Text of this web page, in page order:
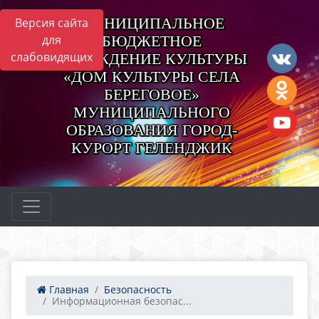
Версия сайта
для
слабовидящих
МУНИЦИПАЛЬНОЕ
БЮДЖЕТНОЕ
УЧРЕЖДЕНИЕ КУЛЬТУРЫ
«ДОМ КУЛЬТУРЫ СЕЛА
БЕРЕГОВОЕ»
МУНИЦИПАЛЬНОГО
ОБРАЗОВАНИЯ ГОРОД-
КУРОРТ ГЕЛЕНДЖИК
Главная
Безопасность
Информационная безопас...